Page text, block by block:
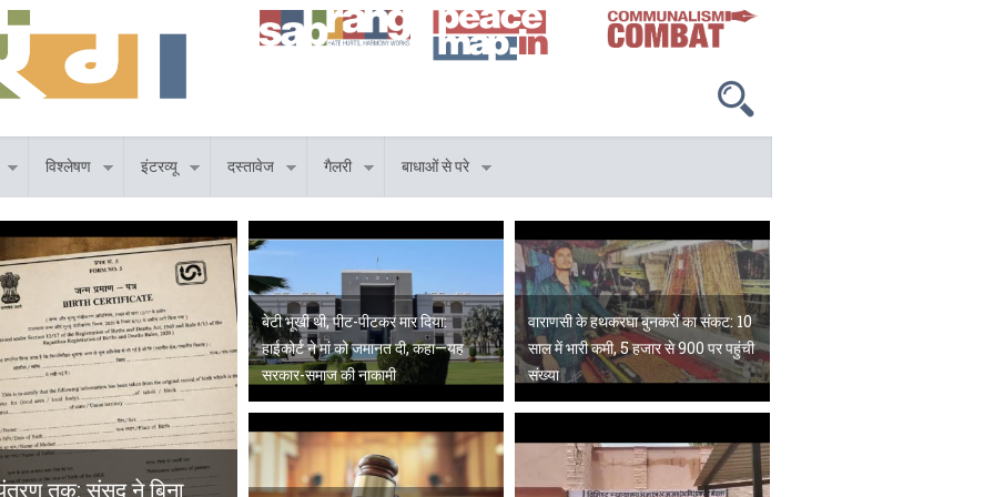
विश्लेषण इंटरव्यू दस्तावेज गैलरी बाधाओं से परे
तक: संसद ने बिना
बेटी भूखी थी, पीट-पीटकर मार दिया:
हाईकोर्ट ने मां को जमानत दी, कहा—यह
सरकार-समाज की नाकामी
वाराणसी के हथकरघा बुनकरों का संकट: 10
साल में भारी कमी, 5 हजार से 900 पर पहुंची
संख्या